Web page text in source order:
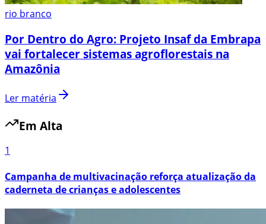
rio branco
Por Dentro do Agro: Projeto Insaf da Embrapa
vai fortalecer sistemas agroflorestais na
Amazônia
Ler matéria
Em Alta
1
Campanha de multivacinação reforça atualização da
caderneta de crianças e adolescentes